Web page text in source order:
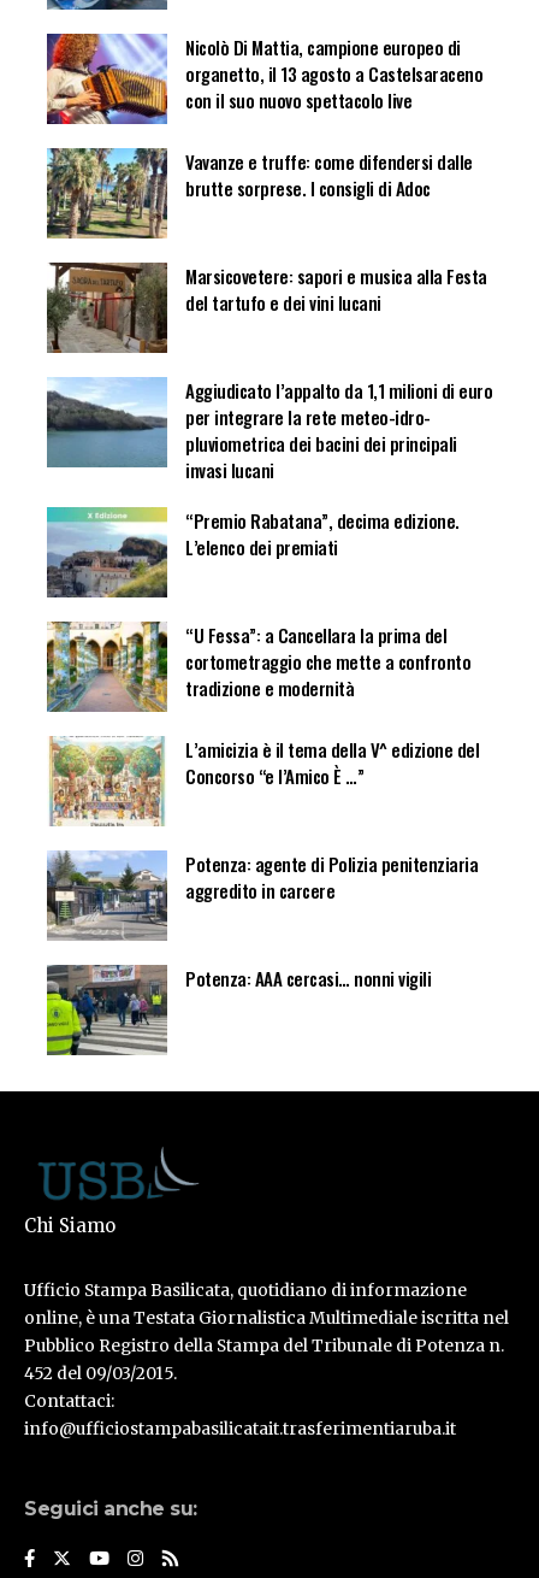
Nicolò Di Mattia, campione europeo di
organetto, il 13 agosto a Castelsaraceno
con il suo nuovo spettacolo live
Vavanze e truffe: come difendersi dalle
brutte sorprese. I consigli di Adoc
Marsicovetere: sapori e musica alla Festa
del tartufo e dei vini lucani
Aggiudicato l’appalto da 1,1 milioni di euro
per integrare la rete meteo-idro-
pluviometrica dei bacini dei principali
invasi lucani
“Premio Rabatana”, decima edizione.
L’elenco dei premiati
“U Fessa”: a Cancellara la prima del
cortometraggio che mette a confronto
tradizione e modernità
L’amicizia è il tema della V^ edizione del
Concorso “e l’Amico È …”
Potenza: agente di Polizia penitenziaria
aggredito in carcere
Potenza: AAA cercasi… nonni vigili
Chi Siamo
Ufficio Stampa Basilicata, quotidiano di informazione
online, è una Testata Giornalistica Multimediale iscritta nel
Pubblico Registro della Stampa del Tribunale di Potenza n.
452 del 09/03/2015.
Contattaci:
info@ufficiostampabasilicatait.trasferimentiaruba.it
Seguici anche su: